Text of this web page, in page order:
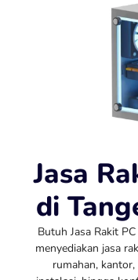
Jasa
di
Butuh Jasa Rakit
menyediakan jasa
rumahan,